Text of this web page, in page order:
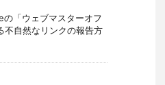
「ウェブマスターオフ
不自然なリンクの報告方